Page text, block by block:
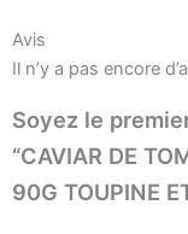
ET
CABESSELLE
Avis
Il n’y a pas encore
Soyez le
“CAVIAR DE
90G TOUPINE